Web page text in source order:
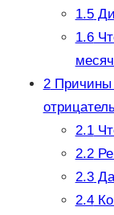
1.5
1.6
2Причины
2.1
2.2
2.3
2.4